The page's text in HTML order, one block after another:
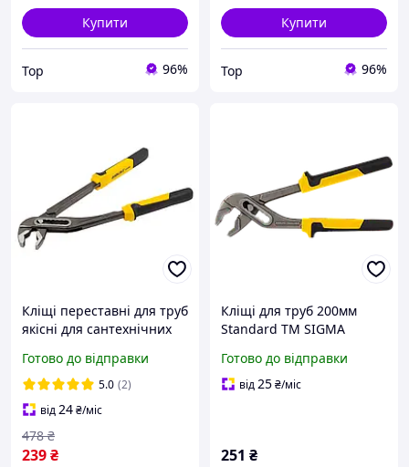
Купити
Top 96%
Купити
Top 96%
Кліщі переставні для труб
якісні для сантехнічних
standart 200 мм
Готово до відправки
5.0 (2)
від24₴/міс
239₴
478 ₴
Кліщі для труб 200мм
Standard TM SIGMA
Готово до відправки
від25₴/міс
251 ₴